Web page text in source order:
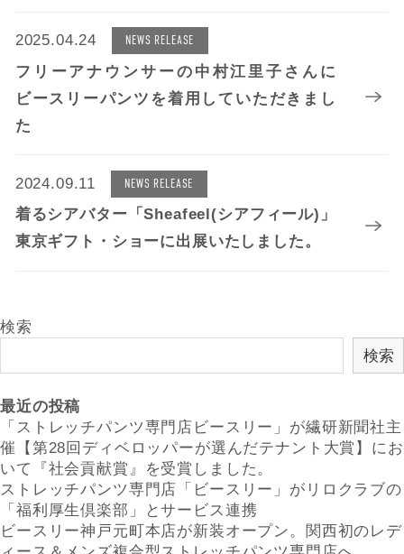
2025.04.24 NEWS RELEASE
フリーアナウンサーの中村江里子さんに
ビースリーパンツを着用していただきまし
た
2024.09.11 NEWS RELEASE
着るシアバター「Sheafeel(シアフィール)」
東京ギフト・ショーに出展いたしました。
検索
検索
最近の投稿
「ストレッチパンツ専門店ビースリー」が繊研新聞社主
催【第28回ディベロッパーが選んだテナント大賞】にお
いて『社会貢献賞』を受賞しました。
ストレッチパンツ専門店「ビースリー」がリロクラブの
「福利厚生倶楽部」とサービス連携
ビースリー神戸元町本店が新装オープン。関西初のレデ